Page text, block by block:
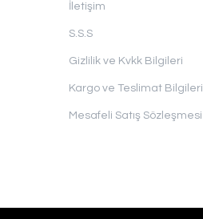
İletişim
S.S.S
Gizlilik ve Kvkk Bilgileri
Kargo ve Teslimat Bilgileri
Mesafeli Satış Sözleşmesi